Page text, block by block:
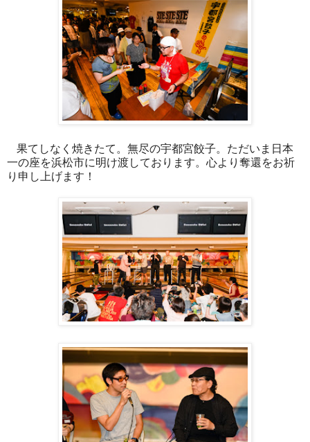
果てしなく焼きたて。無尽の宇都宮餃子。ただいま日本
一の座を浜松市に明け渡しております。心より奪還をお祈
り申し上げます！